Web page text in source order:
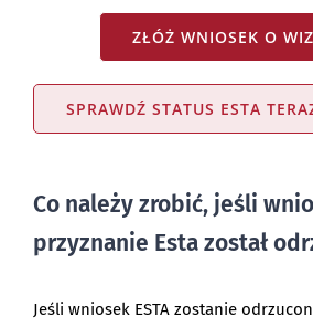
ZŁÓŻ WNIOSEK O
SPRAWDŹ STATUS ESTA
Co należy zrobić, jeśli
przyznanie Esta został
Jeśli wniosek ESTA zostanie